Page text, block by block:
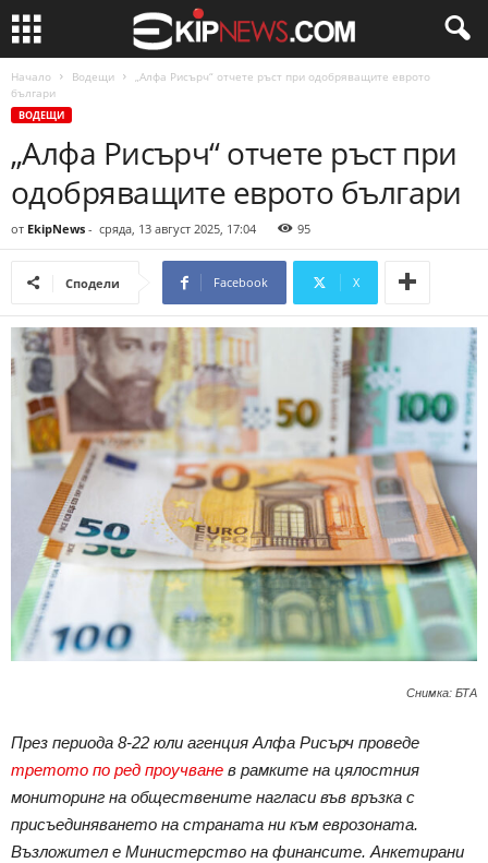
Начало Водещи
„Алфа Рисърч“ отчете ръст при одобряващите еврото
българи
ВОДЕЩИ
„Алфа Рисърч“ отчете ръст при
одобряващите еврото българи
от EkipNews - сряда, 13 август 2025, 17:04 95
Сподели Facebook X
Снимка: БТА
През периода 8-22 юли агенция Алфа Рисърч проведе
третото по ред проучване в рамките на цялостния
мониторинг на обществените нагласи във връзка с
присъединяването на страната ни към еврозоната.
Възложител е Министерство на финансите. Анкетирани